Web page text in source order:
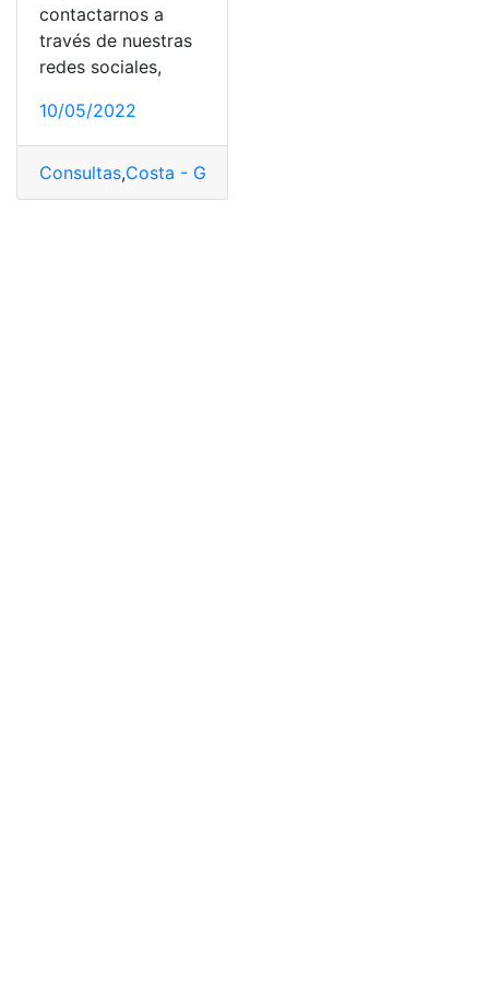
contactarnos a
través de nuestras
redes sociales,
10/05/2022
Consultas,Costa - Galápagos